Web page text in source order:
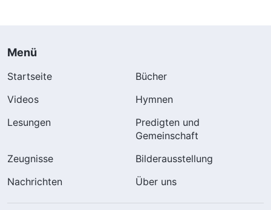
Menü
Startseite
Bücher
Videos
Hymnen
Lesungen
Predigten und
Gemeinschaft
Zeugnisse
Bilderausstellung
Nachrichten
Über uns